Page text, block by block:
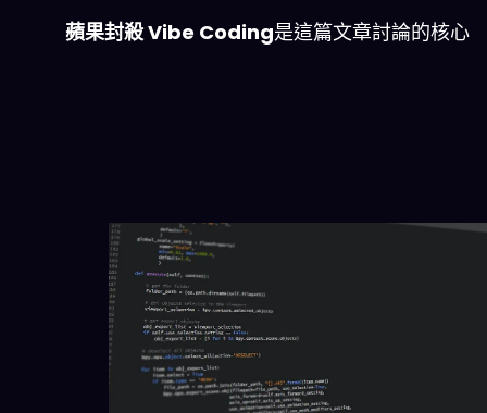
蘋果封殺 Vibe Coding是這篇文章討論的核心